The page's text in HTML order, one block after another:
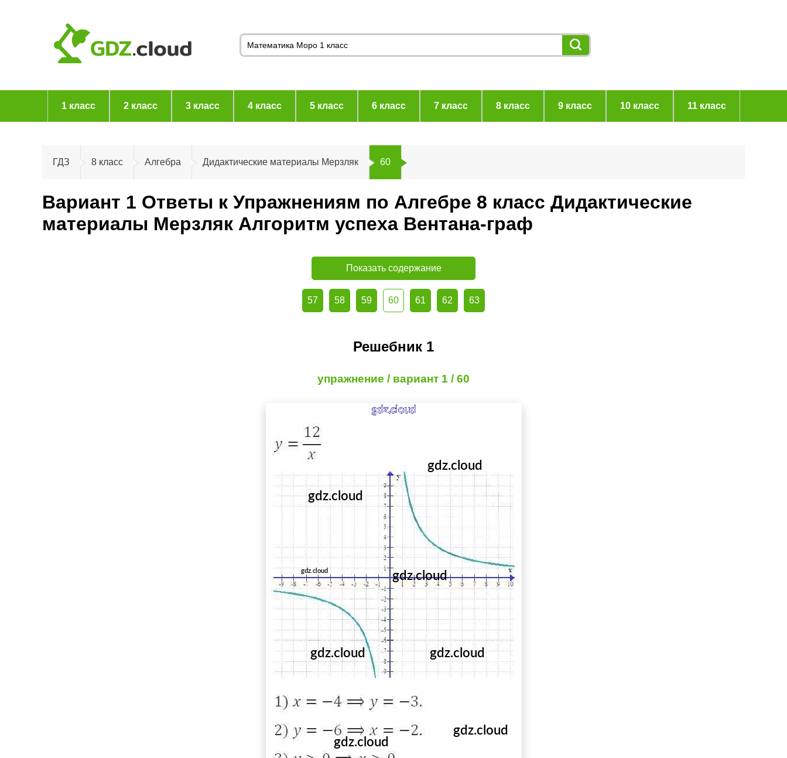
1 класс 2 класс 3 класс 4 класс 5 класс 6 класс 7 класс 8 класс 9 класс 10 класс 11 класс
ГДЗ 8 класс Алгебра Дидактические материалы Мерзляк 60
Вариант 1 Ответы к Упражнениям по Алгебре 8 класс Дидактические
материалы Мерзляк Алгоритм успеха Вентана-граф
Показать содержание
57 58 59 60 61 62 63
Решебник 1
упражнение / вариант 1 / 60